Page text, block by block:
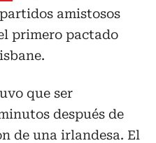
amistosos
primero pactado
que ser
después de
de una irlandesa. El